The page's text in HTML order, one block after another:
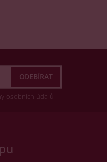
osobních údajů